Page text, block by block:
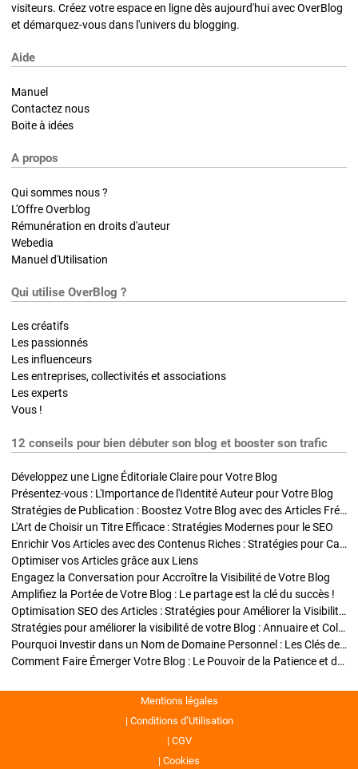
visiteurs. Créez votre espace en ligne dès aujourd'hui avec OverBlog
et démarquez-vous dans l'univers du blogging.
Aide
Manuel
Contactez nous
Boite à idées
A propos
Qui sommes nous ?
L'Offre Overblog
Rémunération en droits d'auteur
Webedia
Manuel d'Utilisation
Qui utilise OverBlog ?
Les créatifs
Les passionnés
Les influenceurs
Les entreprises, collectivités et associations
Les experts
Vous !
12 conseils pour bien débuter son blog et booster son trafic
Développez une Ligne Éditoriale Claire pour Votre Blog
Présentez-vous : L'Importance de l'Identité Auteur pour Votre Blog
Stratégies de Publication : Boostez Votre Blog avec des Articles Fréquents et Exclusifs
L'Art de Choisir un Titre Efficace : Stratégies Modernes pour le SEO
Enrichir Vos Articles avec des Contenus Riches : Stratégies pour Captiver et Optimiser
Optimiser vos Articles grâce aux Liens
Engagez la Conversation pour Accroître la Visibilité de Votre Blog
Amplifiez la Portée de Votre Blog : Le partage est la clé du succès !
Optimisation SEO des Articles : Stratégies pour Améliorer la Visibilité de Votre Blog
Stratégies pour améliorer la visibilité de votre Blog : Annuaire et Collaborations
Pourquoi Investir dans un Nom de Domaine Personnel : Les Clés de la Réussite de Votre Blog
Comment Faire Émerger Votre Blog : Le Pouvoir de la Patience et de la Persévérance
Mentions légales
Conditions d’Utilisation
CGV
Cookies